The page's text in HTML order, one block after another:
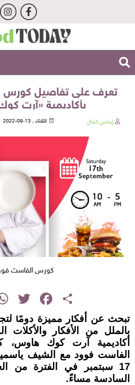
تعرف على تفاصيل كورس
بأكاديمية «آرت
إيناس كمال الثلاثاء , 13-09-2022
كورس الفاست
Share
Facebook
Twitter
تبحث عن أفكار مميزة دومًا
بالملل من الأفكار والأكلات
أكاديمية آرت كوك هاوس،
الفاست فوود مع الشيف
17 سبتمبر في الفترة من
السادسة مساءً.